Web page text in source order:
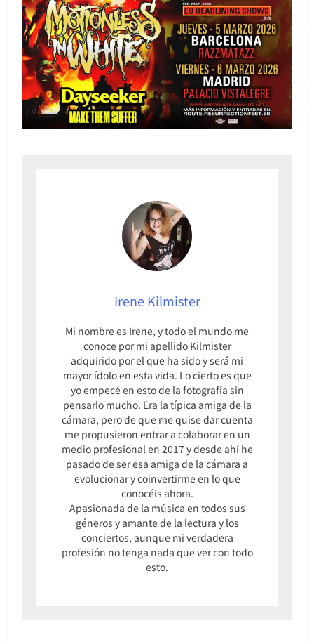
Irene Kilmister
Mi nombre es Irene, y todo el mundo me
conoce por mi apellido Kilmister
adquirido por el que ha sido y será mi
mayor ídolo en esta vida. Lo cierto es que
yo empecé en esto de la fotografía sin
pensarlo mucho. Era la típica amiga de la
cámara, pero de que me quise dar cuenta
me propusieron entrar a colaborar en un
medio profesional en 2017 y desde ahí he
pasado de ser esa amiga de la cámara a
evolucionar y coinvertirme en lo que
conocéis ahora.
Apasionada de la música en todos sus
géneros y amante de la lectura y los
conciertos, aunque mi verdadera
profesión no tenga nada que ver con todo
esto.